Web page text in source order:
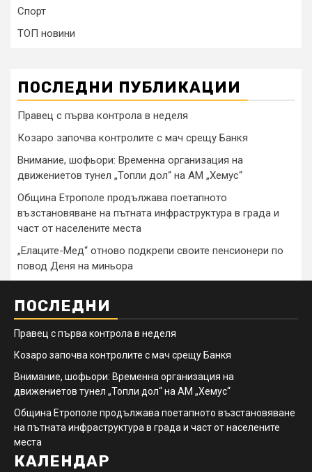
Спорт
ТОП новини
ПОСЛЕДНИ ПУБЛИКАЦИИ
Правец с първа контрола в неделя
Козаро започва контролите с мач срещу Банкя
Внимание, шофьори: Временна организация на
движениетов тунел „Топли дол“ на АМ „Хемус“
Община Етрополе продължава поетапното
възстановяване на пътната инфраструктура в града и
част от населените места
„Елаците-Мед“ отново подкрепи своите пенсионери по
повод Деня на миньора
ПОСЛЕДНИ
Правец с първа контрола в неделя
Козаро започва контролите с мач срещу Банкя
Внимание, шофьори: Временна организация на
движениетов тунел „Топли дол“ на АМ „Хемус“
Община Етрополе продължава поетапното възстановяване
на пътната инфраструктура в града и част от населените
места
КАЛЕНДАР